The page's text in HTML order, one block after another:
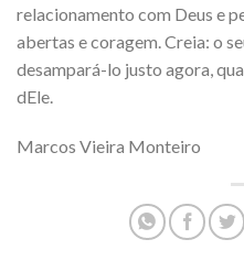
relacionamento com Deus e
abertas e coragem. Creia: o
desampará-lo justo agora,
dEle.
Marcos Vieira Monteiro